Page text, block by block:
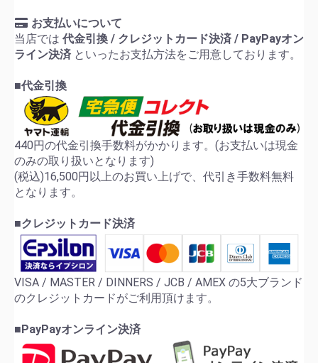
お支払いについて
当店では 代金引換 / クレジットカード決済 / PayPayオン
ライン決済 といったお支払方法をご用意しております。
■代金引換
440円の代金引換手数料がかかります。(お支払いは現金
のみの取り扱いとなります)
(税込)16,500円以上のお買い上げで、代引き手数料無料
となります。
■クレジットカード決済
VISA / MASTER / DINNERS / JCB / AMEX の5大ブランド
のクレジットカードがご利用頂けます。
■PayPayオンライン決済